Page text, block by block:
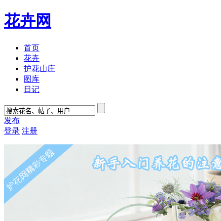
花卉网
首页
花卉
护花山庄
图库
日记
发布
登录 注册